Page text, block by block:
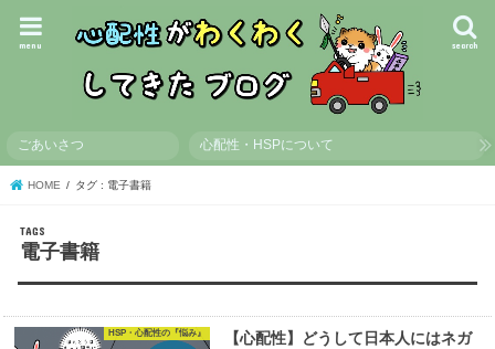
search
menu
ごあいさつ 心配性・HSPについて
HOME タグ : 電子書籍
電子書籍
HSP・心配性の『悩み』
【心配性】どうして日本人にはネガ